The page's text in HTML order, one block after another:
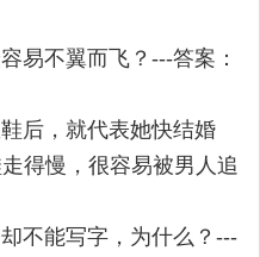
易不翼而飞？---答案：
后，就代表她快结婚
得慢，很容易被男人追
不能写字，为什么？---